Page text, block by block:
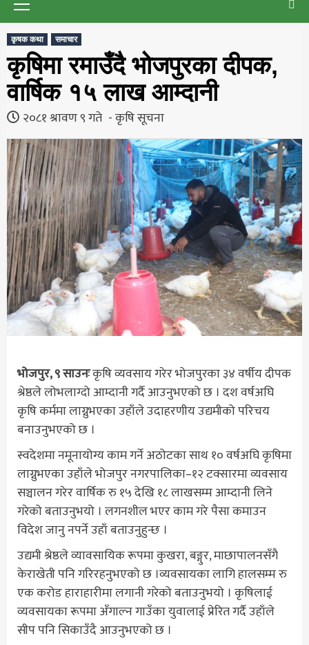
कृषक कथा समाचार
कृषिमा रमाउँदै भोजपुरका दीपक,
वार्षिक १५ लाख आम्दानी
२०८१ श्रावण ९ गते कृषि सूचना
भोजपुर, ९ साउनःकृषि व्यवसाय गरेर भोजपुरका ३४ वर्षीय दीपक
श्रेष्ठले लोभलाग्दो आम्दानी गर्दै आउनुभएको छ । दश वर्षअघि
कृषि कर्ममा लाग्नुभएका उहाँले उदाहरणीय उद्यमीको परिचय
बनाउनुभएको छ ।
स्वदेशमा नमूनायोग्य काम गर्ने अठोटका साथ १० वर्षअघि कृषिमा
लाग्नुभएका उहाँले भोजपुर नगरपालिका–१२ टक्सारमा व्यवसाय
सञ्चालन गरेर वार्षिक रु १५ देखि १८ लाखसम्म आम्दानी लिने
गरेको बताउनुभयो । लगनशील भएर काम गरे पैसा कमाउन
विदेश जानु नपर्ने उहाँ बताउनुहुन्छ ।
उद्यमी श्रेष्ठले व्यावसायिक रूपमा कुखरा, बङ्गुर, माछापालनसँगै
केराखेती पनि गरिरहनुभएको छ ।व्यवसायका लागि हालसम्म रु
एक करोड हाराहारीमा लगानी गरेको बताउनुभयो । कृषिलाई
व्यवसायका रूपमा अँगाल्न गाउँका युवालाई प्रेरित गर्दै उहाँले
सीप पनि सिकाउँदै आउनुभएको छ ।